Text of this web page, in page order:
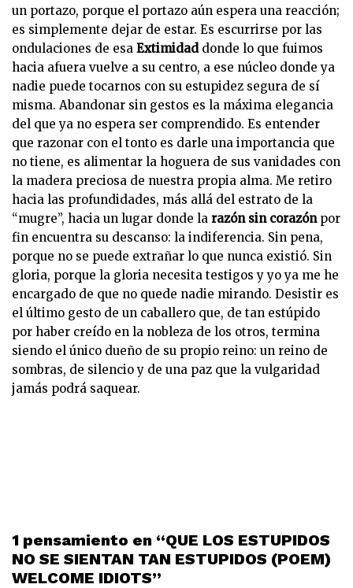
un portazo, porque el portazo aún espera una reacción;
es simplemente dejar de estar. Es escurrirse por las
ondulaciones de esa Extimidaddonde lo que fuimos
hacia afuera vuelve a su centro, a ese núcleo donde ya
nadie puede tocarnos con su estupidez segura de sí
misma. Abandonar sin gestos es la máxima elegancia
del que ya no espera ser comprendido. Es entender
que razonar con el tonto es darle una importancia que
no tiene, es alimentar la hoguera de sus vanidades con
la madera preciosa de nuestra propia alma. Me retiro
hacia las profundidades, más allá del estrato de la
“mugre”, hacia un lugar donde la razón sin corazónpor
fin encuentra su descanso: la indiferencia. Sin pena,
porque no se puede extrañar lo que nunca existió. Sin
gloria, porque la gloria necesita testigos y yo ya me he
encargado de que no quede nadie mirando. Desistir es
el último gesto de un caballero que, de tan estúpido
por haber creído en la nobleza de los otros, termina
siendo el único dueño de su propio reino: un reino de
sombras, de silencio y de una paz que la vulgaridad
jamás podrá saquear.
1 pensamiento en “QUE LOS ESTUPIDOS
NO SE SIENTAN TAN ESTUPIDOS (POEM)
WELCOME IDIOTS”